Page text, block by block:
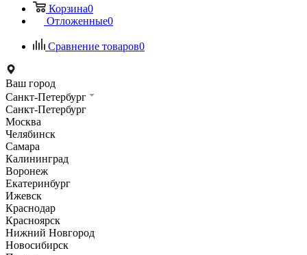
Корзина0
Отложенные0
Сравнение товаров0
Ваш город
Санкт-Петербург
Санкт-Петербург
Москва
Челябинск
Самара
Калининград
Воронеж
Екатеринбург
Ижевск
Краснодар
Красноярск
Нижний Новгород
Новосибирск